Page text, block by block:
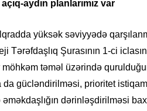
aydın planlarımız var
yüksək səviyyədə
Tərəfdaşlıq Şurasının 1-ci
təməl üzərində
gücləndirilməsi, prioritet
dərinləşdirilməsi